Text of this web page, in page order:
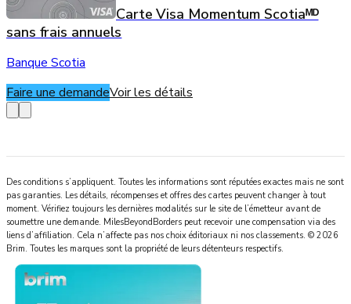
Carte Visa Momentum Scotiaᴹᴰ
sans frais annuels
Banque Scotia
Faire une demandeVoir les détails
Des conditions s’appliquent. Toutes les informations sont réputées exactes mais ne sont
pas garanties. Les détails, récompenses et offres des cartes peuvent changer à tout
moment. Vérifiez toujours les dernières modalités sur le site de l’émetteur avant de
soumettre une demande. MilesBeyondBorders peut recevoir une compensation via des
liens d’affiliation. Cela n’affecte pas nos choix éditoriaux ni nos classements. © 2026
Brim. Toutes les marques sont la propriété de leurs détenteurs respectifs.